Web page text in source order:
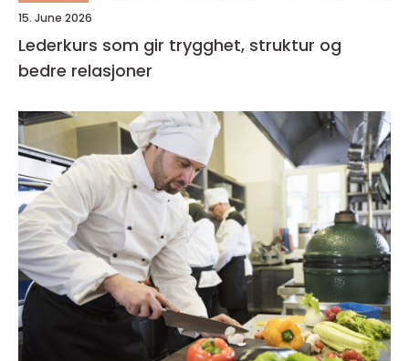
15. June 2026
Lederkurs som gir trygghet, struktur og
bedre relasjoner